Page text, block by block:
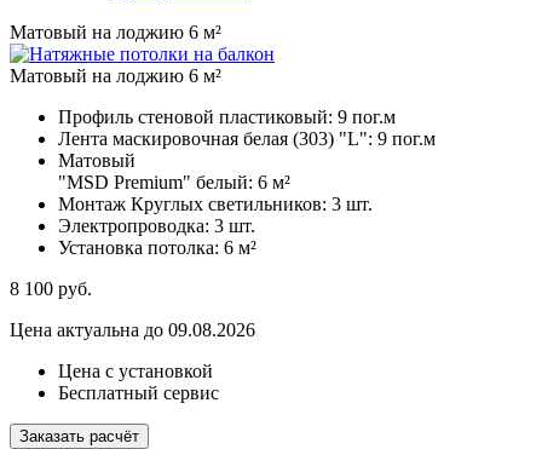
Матовый на лоджию 6 м²
Матовый на лоджию 6 м²
Профиль стеновой пластиковый: 9 пог.м
Лента маскировочная белая (303) "L": 9 пог.м
Матовый
"MSD Premium" белый: 6 м²
Монтаж Круглых светильников: 3 шт.
Электропроводка: 3 шт.
Установка потолка: 6 м²
8 100 руб.
Цена актуальна до 09.08.2026
Цена с установкой
Бесплатный сервис
Заказать расчёт